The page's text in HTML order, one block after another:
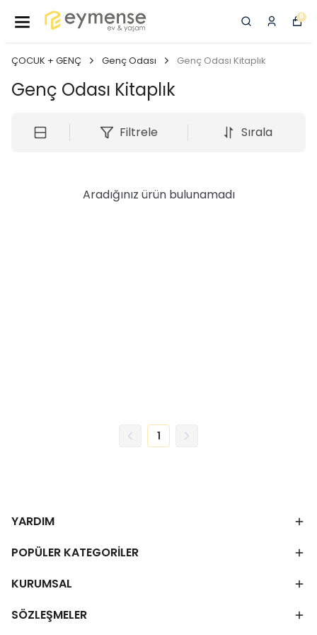
0
ÇOCUK + GENÇ Genç Odası Genç Odası Kitaplık
Genç Odası Kitaplık
Filtrele Sırala
Aradığınız ürün bulunamadı
1
YARDIM
POPÜLER KATEGORİLER
KURUMSAL
SÖZLEŞMELER